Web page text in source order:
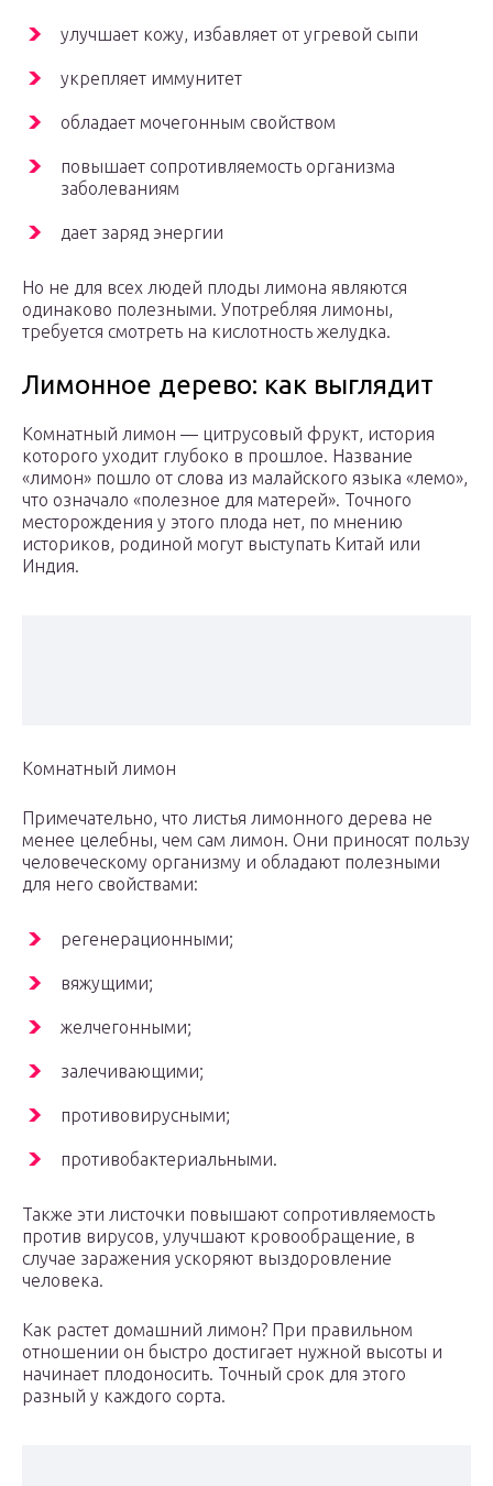
улучшает кожу, избавляет от угревой сыпи
укрепляет иммунитет
обладает мочегонным свойством
повышает сопротивляемость организма
заболеваниям
дает заряд энергии
Но не для всех людей плоды лимона являются
одинаково полезными. Употребляя лимоны,
требуется смотреть на кислотность желудка.
Лимонное дерево: как выглядит
Комнатный лимон — цитрусовый фрукт, история
которого уходит глубоко в прошлое. Название
«лимон» пошло от слова из малайского языка «лемо»,
что означало «полезное для матерей». Точного
месторождения у этого плода нет, по мнению
историков, родиной могут выступать Китай или
Индия.
Комнатный лимон
Примечательно, что листья лимонного дерева не
менее целебны, чем сам лимон. Они приносят пользу
человеческому организму и обладают полезными
для него свойствами:
регенерационными;
вяжущими;
желчегонными;
залечивающими;
противовирусными;
противобактериальными.
Также эти листочки повышают сопротивляемость
против вирусов, улучшают кровообращение, в
случае заражения ускоряют выздоровление
человека.
Как растет домашний лимон? При правильном
отношении он быстро достигает нужной высоты и
начинает плодоносить. Точный срок для этого
разный у каждого сорта.